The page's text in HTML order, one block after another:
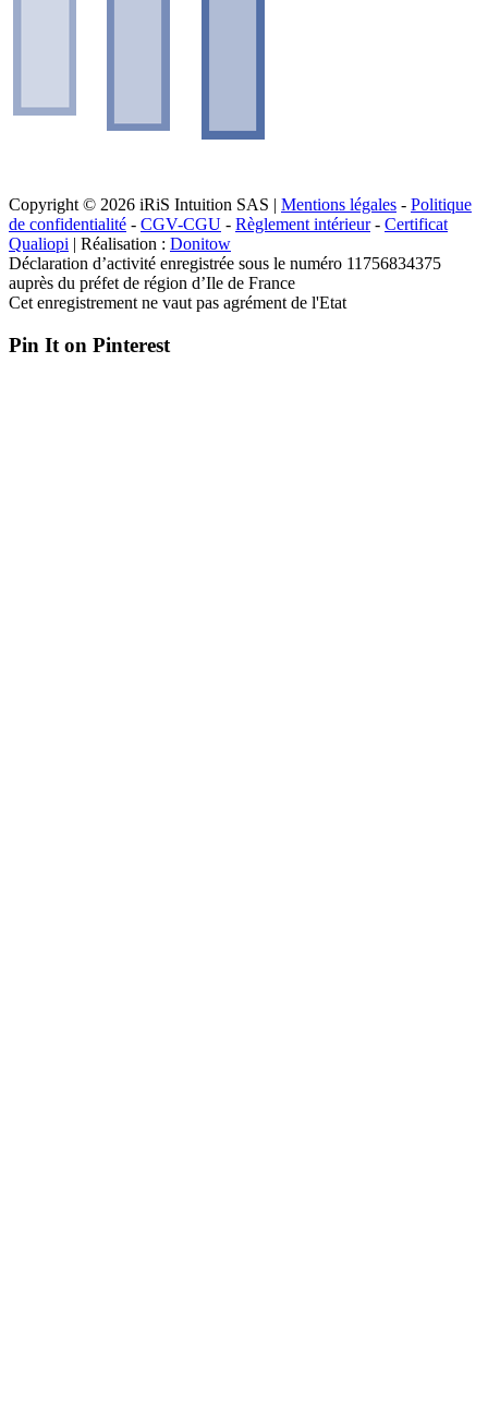
Copyright © 2026 iRiS Intuition SAS | Mentions légales - Politique
de confidentialité - CGV-CGU - Règlement intérieur- Certificat
Qualiopi | Réalisation : Donitow
Déclaration d’activité enregistrée sous le numéro 11756834375
auprès du préfet de région d’Ile de France
Cet enregistrement ne vaut pas agrément de l'Etat
Pin It on Pinterest